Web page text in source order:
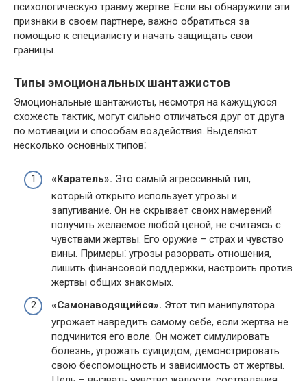
психологическую травму жертве.​ Если вы обнаружили эти
признаки в своем партнере, важно обратиться за
помощью к специалисту и начать защищать свои
границы.​
Типы эмоциональных шантажистов
Эмоциональные шантажисты, несмотря на кажущуюся
схожесть тактик, могут сильно отличаться друг от друга
по мотивации и способам воздействия.​ Выделяют
несколько основных типов⁚
«Каратель».​ Это самый агрессивный тип,
который открыто использует угрозы и
запугивание. Он не скрывает своих намерений
получить желаемое любой ценой, не считаясь с
чувствами жертвы.​ Его оружие – страх и чувство
вины.​ Примеры⁚ угрозы разорвать отношения,
лишить финансовой поддержки, настроить против
жертвы общих знакомых.​
«Самонаводящийся».​ Этот тип манипулятора
угрожает навредить самому себе, если жертва не
подчинится его воле.​ Он может симулировать
болезнь, угрожать суицидом, демонстрировать
свою беспомощность и зависимость от жертвы.​